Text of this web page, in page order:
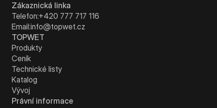
Zákaznická linka
Telefon:+420 777 717 116
Email:info@topwet.cz
TOPWET
Produkty
Ceník
Technické listy
Katalog
Vývoj
Právní informace